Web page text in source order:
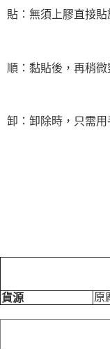
貼：無須上膠直接貼
順：黏貼後，再稍
卸：卸除時，只需
貨源 原